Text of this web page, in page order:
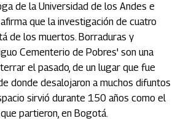
de la Universidad de los Andes e
que la investigación de cuatro
de los muertos. Borraduras y
Cementerio de Pobres' son una
el pasado, de un lugar que fue
donde desalojaron a muchos difuntos
sirvió durante 150 años como el
partieron, en Bogotá.